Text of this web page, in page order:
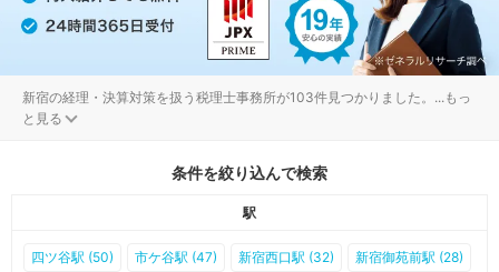
新宿の経理・決算対策を扱う税理士事務所が103件見つかりました。 ...もっ
と見る
条件を絞り込んで検索
駅
四ツ谷駅 (50) 市ケ谷駅 (47) 新宿西口駅 (32) 新宿御苑前駅 (28)